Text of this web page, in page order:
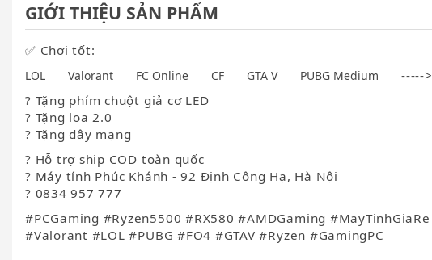
GIỚI THIỆU SẢN PHẨM
✅ Chơi tốt:
LOL Valorant FC Online CF GTA V PUBG Medium
-----
? Tặng phím chuột giả cơ LED
? Tặng loa 2.0
? Tặng dây mạng
? Hỗ trợ ship COD toàn quốc
? Máy tính Phúc Khánh - 92 Định Công Hạ, Hà Nội
? 0834 957 777
#PCGaming #Ryzen5500 #RX580 #AMDGaming
#Valorant #LOL #PUBG #FO4 #GTAV #Ryzen #GamingPC